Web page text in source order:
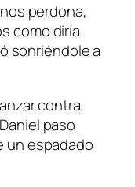
perdona,
como diría
sonriéndole a
contra
paso
un espadado